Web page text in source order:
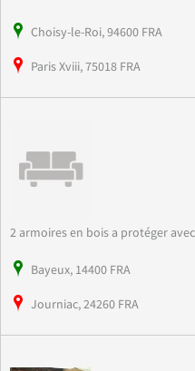
Choisy-le-Roi, 94600 FRA
Paris Xviii, 75018 FRA
2 armoires en bois a protéger
Bayeux, 14400 FRA
Journiac, 24260 FRA